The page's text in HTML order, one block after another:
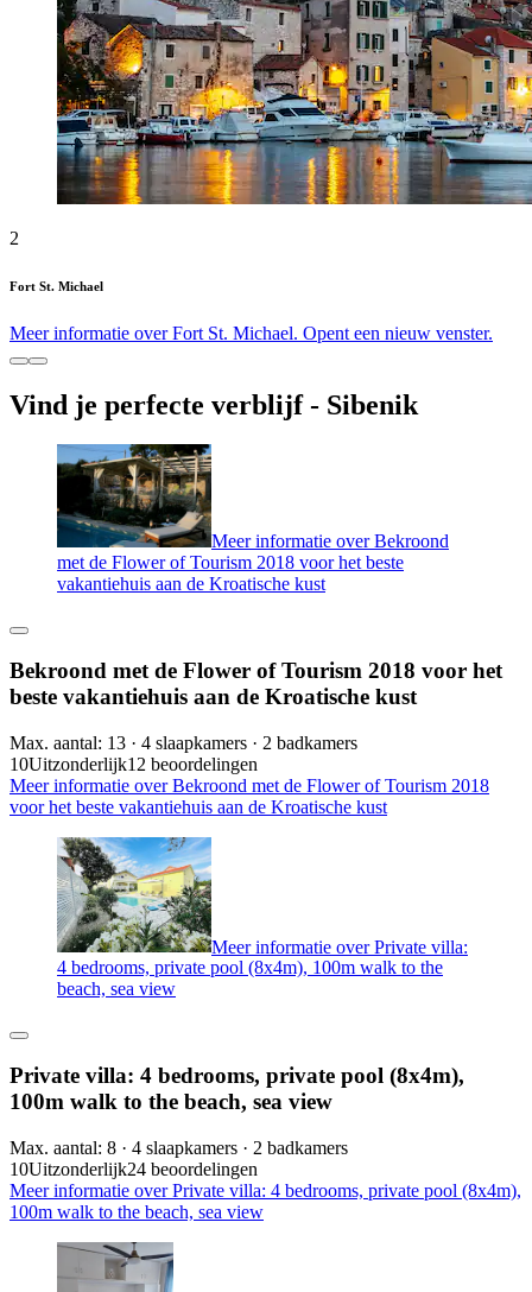
2
Fort St. Michael
Meer informatie over Fort St. Michael. Opent een nieuw venster.
Vind je perfecte verblijf - Sibenik
Meer informatie over Bekroond
met de Flower of Tourism 2018 voor het beste
vakantiehuis aan de Kroatische kust
Bekroond met de Flower of Tourism 2018 voor het
beste vakantiehuis aan de Kroatische kust
Max. aantal: 13 · 4 slaapkamers · 2 badkamers
10Uitzonderlijk12 beoordelingen
Meer informatie over Bekroond met de Flower of Tourism 2018
voor het beste vakantiehuis aan de Kroatische kust
Meer informatie over Private villa:
4 bedrooms, private pool (8x4m), 100m walk to the
beach, sea view
Private villa: 4 bedrooms, private pool (8x4m),
100m walk to the beach, sea view
Max. aantal: 8 · 4 slaapkamers · 2 badkamers
10Uitzonderlijk24 beoordelingen
Meer informatie over Private villa: 4 bedrooms, private pool (8x4m),
100m walk to the beach, sea view